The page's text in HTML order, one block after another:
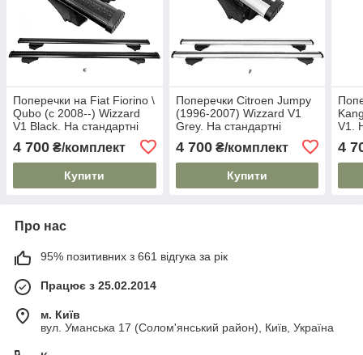
Поперечки на Fiat Fiorino \
Qubo (c 2008--) Wizzard
V1 Black. На стандартні
ключ. Чорні
4 700 ₴/комплект
Купити
Поперечки Citroen Jumpy
(1996-2007) Wizzard V1
Grey. На стандартні
ключ. Сірі
4 700₴/комплект
Купити
V1.
4
Про нас
95% позитивних з 661 відгука за рік
Працює з 25.02.2014
м. Київ
вул. Уманська 17 (Солом'янський район), Київ, Україна